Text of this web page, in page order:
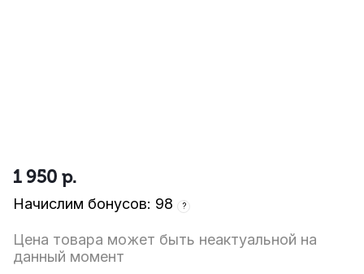
1 950 р.
Начислим бонусов: 98 ?
Цена товара может быть неактуальной на
данный момент